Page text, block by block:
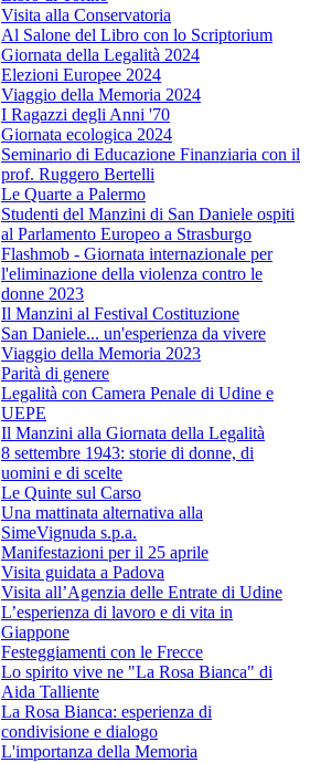
Visita alla Conservatoria
Al Salone del Libro con lo Scriptorium
Giornata della Legalità 2024
Elezioni Europee 2024
Viaggio della Memoria 2024
I Ragazzi degli Anni '70
Giornata ecologica 2024
Seminario di Educazione Finanziaria con il
prof. Ruggero Bertelli
Le Quarte a Palermo
Studenti del Manzini di San Daniele ospiti
al Parlamento Europeo a Strasburgo
Flashmob - Giornata internazionale per
l'eliminazione della violenza contro le
donne 2023
Il Manzini al Festival Costituzione
San Daniele... un'esperienza da vivere
Viaggio della Memoria 2023
Parità di genere
Legalità con Camera Penale di Udine e
UEPE
Il Manzini alla Giornata della Legalità
8 settembre 1943: storie di donne, di
uomini e di scelte
Le Quinte sul Carso
Una mattinata alternativa alla
SimeVignuda s.p.a.
Manifestazioni per il 25 aprile
Visita guidata a Padova
Visita all’Agenzia delle Entrate di Udine
L’esperienza di lavoro e di vita in
Giappone
Festeggiamenti con le Frecce
Lo spirito vive ne "La Rosa Bianca" di
Aida Talliente
La Rosa Bianca: esperienza di
condivisione e dialogo
L'importanza della Memoria